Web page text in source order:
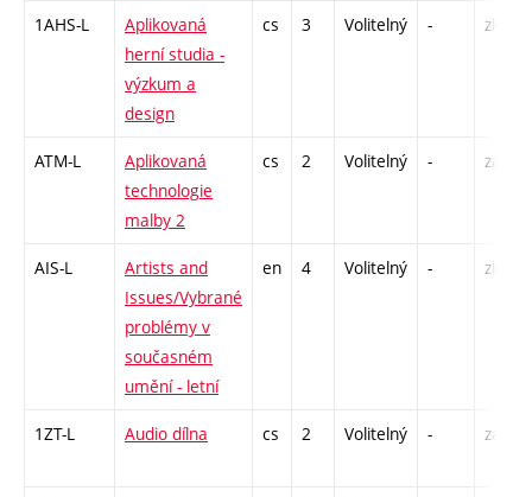
1AHS-L
Aplikovaná
herní studia -
výzkum a
design
cs 3 Volitelný - zk
ATM-L
Aplikovaná
technologie
malby 2
cs 2 Volitelný - zá
AIS-L
Artists and
Issues/Vybrané
problémy v
současném
umění - letní
en 4 Volitelný - zk
1ZT-L Audio dílna cs 2 Volitelný - zá